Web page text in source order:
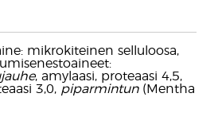
mikrokiteinen selluloosa,
, amylaasi, proteaasi 4,5,
3,0, piparmintun(Mentha